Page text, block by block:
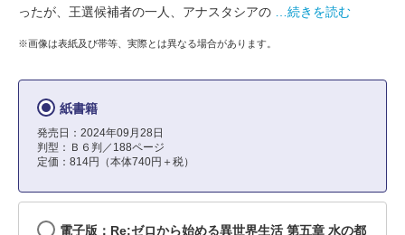
ったが、王選候補者の一人、アナスタシアの
…続きを読む
※画像は表紙及び帯等、実際とは異なる場合があります。
紙書籍
発売日：2024年09月28日
判型：Ｂ６判／188ページ
定価：814円（本体740円＋税）
電子版：Re:ゼロから始める異世界生活 第五章 水の都